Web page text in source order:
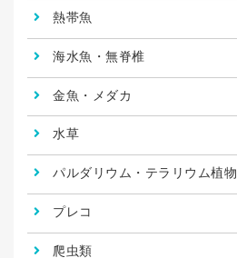
熱帯魚
海水魚・無脊椎
金魚・メダカ
水草
パルダリウム・テラリウム植物
プレコ
爬虫類